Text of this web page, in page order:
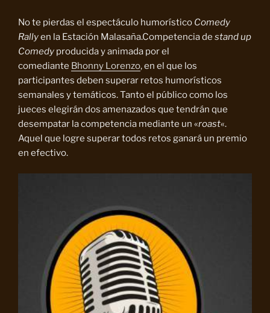
No te pierdas el espectáculo humorístico Comedy
Rallyen la Estación Malasaña.Competencia de stand up
Comedy producida y animada por el
comediante Bhonny Lorenzo, en el que los
participantes deben superar retos humorísticos
semanales y temáticos. Tanto el público como los
jueces elegirán dos amenazados que tendrán que
desempatar la competencia mediante un «roast«.
Aquel que logre superar todos retos ganará un premio
en efectivo.